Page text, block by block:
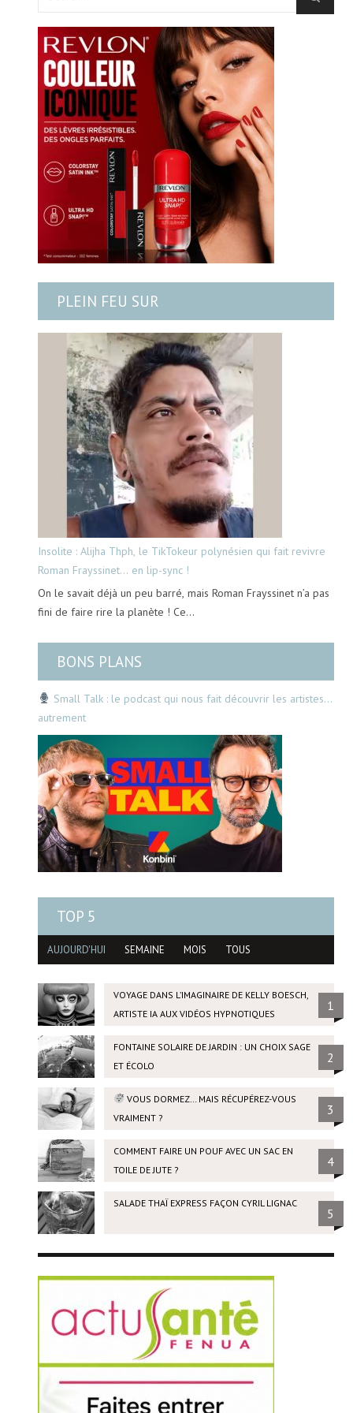
PLEIN FEU SUR
Insolite : Alijha Thph, le TikTokeur polynésien qui fait revivre
Roman Frayssinet… en lip-sync !
On le savait déjà un peu barré, mais Roman Frayssinet n’a pas
fini de faire rire la planète ! Ce…
BONS PLANS
Small Talk : le podcast qui nous fait découvrir les artistes…
autrement
TOP 5
AUJOURD'HUI SEMAINE MOIS TOUS
VOYAGE DANS L’IMAGINAIRE DE KELLY BOESCH,
ARTISTE IA AUX VIDÉOS HYPNOTIQUES
1
FONTAINE SOLAIRE DE JARDIN : UN CHOIX SAGE
ET ÉCOLO
2
VOUS DORMEZ… MAIS RÉCUPÉREZ-VOUS
VRAIMENT ?
3
COMMENT FAIRE UN POUF AVEC UN SAC EN
TOILE DE JUTE ?
4
SALADE THAÏ EXPRESS FAÇON CYRIL LIGNAC
5